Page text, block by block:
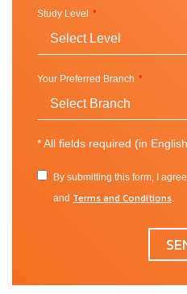
Study Level
Your Preferred Branch
*All fields required (in
By submitting this form, I
and Terms and Conditions